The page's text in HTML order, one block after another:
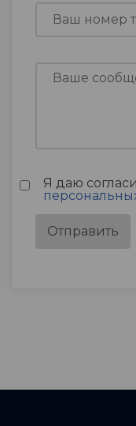
Я даю